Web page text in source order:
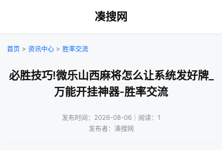
凑搜网
首页 > 资讯中心 > 胜率交流
必胜技巧!微乐山西麻将怎么让系统发好牌_
万能开挂神器-胜率交流
发布时间：2026-08-06｜阅读：1
发布者：凑搜网